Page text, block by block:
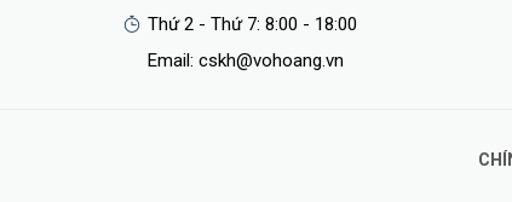
Thứ 2 - Thứ 7: 8:00 - 18:00
Email: cskh@vohoang.vn